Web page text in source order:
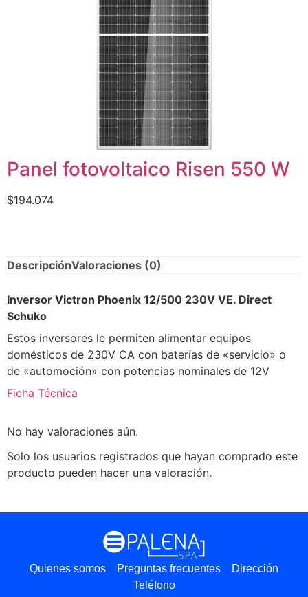
Panel fotovoltaico Risen 550 W
$194.074
DescripciónValoraciones (0)
Inversor Victron Phoenix 12/500 230V VE. Direct
Schuko
Estos inversores le permiten alimentar equipos
domésticos de 230V CA con baterías de «servicio» o
de «automoción» con potencias nominales de 12V
Ficha Técnica
No hay valoraciones aún.
Solo los usuarios registrados que hayan comprado este
producto pueden hacer una valoración.
Quienes somos Preguntas frecuentes
Dirección
Teléfono